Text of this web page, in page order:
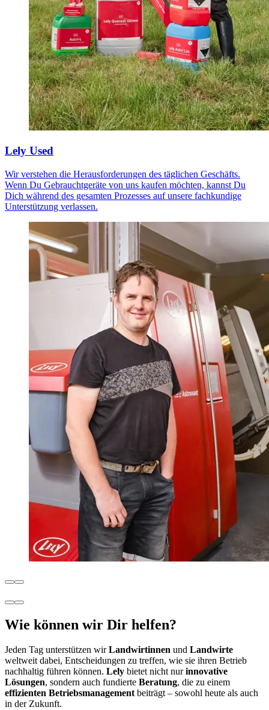
Lely Used
Wir verstehen die Herausforderungen des täglichen Geschäfts.
Wenn Du Gebrauchtgeräte von uns kaufen möchten, kannst Du
Dich während des gesamten Prozesses auf unsere fachkundige
Unterstützung verlassen.
Wie können wir Dir helfen?
Jeden Tag unterstützen wirLandwirtinnen und Landwirte
weltweit dabei, Entscheidungen zu treffen, wie sie ihren Betrieb
nachhaltig führen können. Lely bietet nicht nurinnovative
Lösungen, sondern auch fundierte Beratung, die zu einem
effizienten Betriebsmanagementbeiträgt – sowohl heute als auch
in der Zukunft.